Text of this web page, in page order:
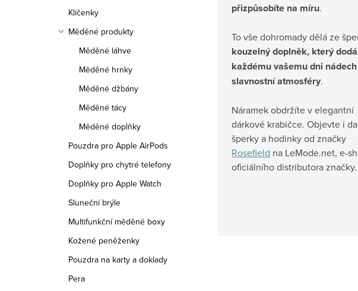
Klíčenky
Měděné produkty
Měděné láhve
Měděné hrnky
Měděné džbány
Měděné tácy
Měděné doplňky
Pouzdra pro Apple AirPods
Doplňky pro chytré telefony
Doplňky pro Apple Watch
Sluneční brýle
Multifunkční měděné boxy
Kožené peněženky
Pouzdra na karty a doklady
Pera
přizpůsobíte na míru.
To vše dohromady dělá ze
kouzelný doplněk, který dodá
každému vašemu dni nádech
slavnostní atmosféry.
Náramek obdržíte v elegantní
dárkové krabičce. Objevte i
šperky a hodinky od značky
Rosefield na LeMode.net, e-
oficiálního distributora značky.